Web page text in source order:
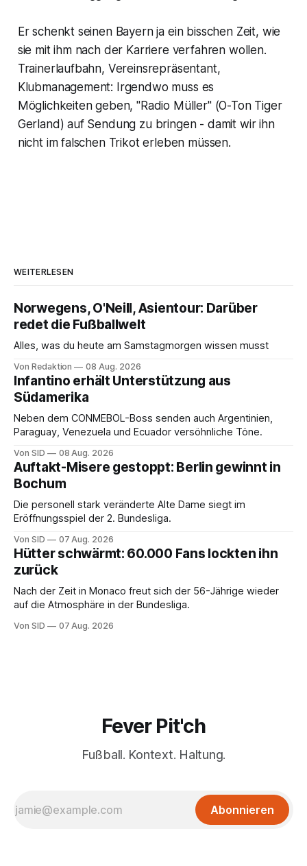
Er schenkt seinen Bayern ja ein bisschen Zeit, wie
sie mit ihm nach der Karriere verfahren wollen.
Trainerlaufbahn, Vereinsrepräsentant,
Klubmanagement: Irgendwo muss es
Möglichkeiten geben, "Radio Müller" (O-Ton Tiger
Gerland) auf Sendung zu bringen - damit wir ihn
nicht im falschen Trikot erleben müssen.
WEITERLESEN
Norwegens, O'Neill, Asientour: Darüber
redet die Fußballwelt
Alles, was du heute am Samstagmorgen wissen musst
Von Redaktion 08 Aug. 2026
Infantino erhält Unterstützung aus
Südamerika
Neben dem CONMEBOL-Boss senden auch Argentinien,
Paraguay, Venezuela und Ecuador versöhnliche Töne.
Von SID 08 Aug. 2026
Auftakt-Misere gestoppt: Berlin gewinnt in
Bochum
Die personell stark veränderte Alte Dame siegt im
Eröffnungsspiel der 2. Bundesliga.
Von SID 07 Aug. 2026
Hütter schwärmt: 60.000 Fans lockten ihn
zurück
Nach der Zeit in Monaco freut sich der 56-Jährige wieder
auf die Atmosphäre in der Bundesliga.
Von SID 07 Aug. 2026
Fever Pit'ch
Fußball. Kontext. Haltung.
Abonnieren